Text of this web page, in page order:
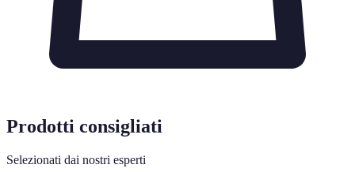
Prodotti consigliati
Selezionati dai nostri esperti